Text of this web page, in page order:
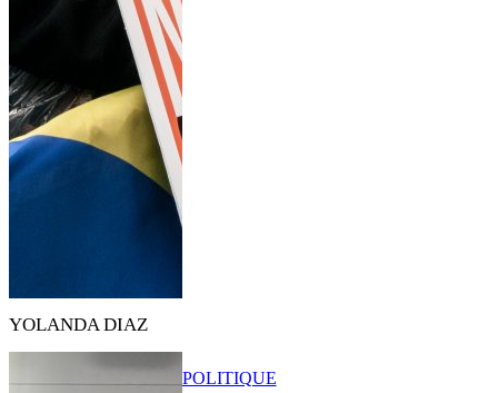
YOLANDA DIAZ
POLITIQUE